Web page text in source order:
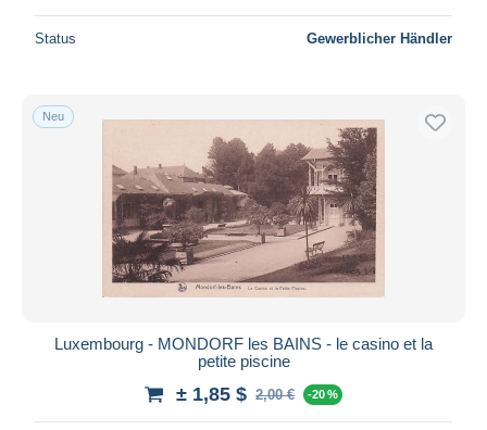
Status Gewerblicher Händler
Neu
Luxembourg - MONDORF les BAINS - le casino et la
petite piscine
± 1,85 $ 2,00 € -20 %